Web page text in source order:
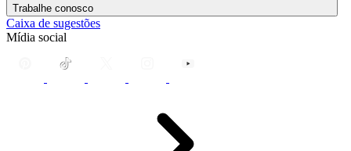
Trabalhe conosco
Caixa de sugestões
Mídia social